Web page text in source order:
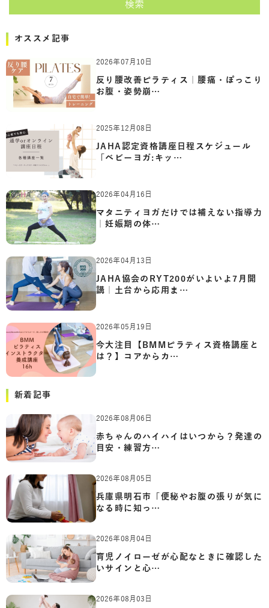
検索
オススメ記事
2026年07月10日
反り腰改善ピラティス｜腰痛・ぽっこり
お腹・姿勢崩…
2025年12月08日
JAHA認定資格講座日程スケジュール
「ベビーヨガ:キッ…
2026年04月16日
マタニティヨガだけでは補えない指導力
｜妊娠期の体…
2026年04月13日
JAHA協会のRYT200がいよいよ7月開
講｜土台から応用ま…
2026年05月19日
今大注目【BMMピラティス資格講座と
は？】コアからカ…
新着記事
2026年08月06日
赤ちゃんのハイハイはいつから？発達の
目安・練習方…
2026年08月05日
兵庫県明石市「便秘やお腹の張りが気に
なる時に知っ…
2026年08月04日
育児ノイローゼが心配なときに確認した
いサインと心…
2026年08月03日